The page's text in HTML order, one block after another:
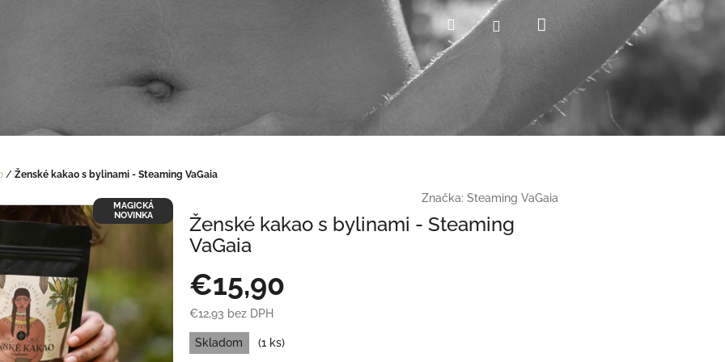
Hľadať Prihlásenie
/ Ženské kakao s bylinami - Steaming VaGaia
MAGICKÁ
NOVINKA
Značka: Steaming VaGaia
Ženské kakao s bylinami - Steaming
VaGaia
€15,90
€12,93 bez DPH
Jednotková
cena:
Skladom (1 ks)